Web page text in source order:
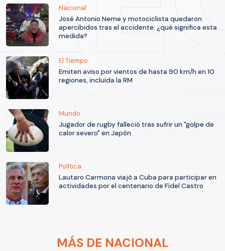
Nacional
José Antonio Neme y motociclista quedaron
apercibidos tras el accidente: ¿qué significa esta
medida?
El Tiempo
Emiten aviso por vientos de hasta 90 km/h en 10
regiones, incluida la RM
Mundo
Jugador de rugby falleció tras sufrir un "golpe de
calor severo" en Japón
Política
Lautaro Carmona viajó a Cuba para participar en
actividades por el centenario de Fidel Castro
MÁS DE NACIONAL